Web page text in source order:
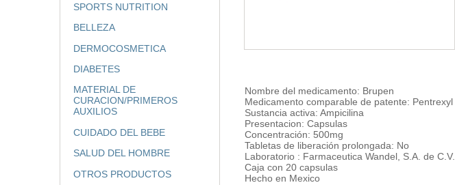
SPORTS NUTRITION
BELLEZA
DERMOCOSMETICA
DIABETES
MATERIAL DE
CURACION/PRIMEROS
AUXILIOS
CUIDADO DEL BEBE
SALUD DEL HOMBRE
OTROS PRODUCTOS
Nombre del medicamento: Brupen
Medicamento comparable de patente: Pentrexyl
Sustancia activa: Ampicilina
Presentacion: Capsulas
Concentración: 500mg
Tabletas de liberación prolongada: No
Laboratorio : Farmaceutica Wandel, S.A. de C.V.
Caja con 20 capsulas
Hecho en Mexico